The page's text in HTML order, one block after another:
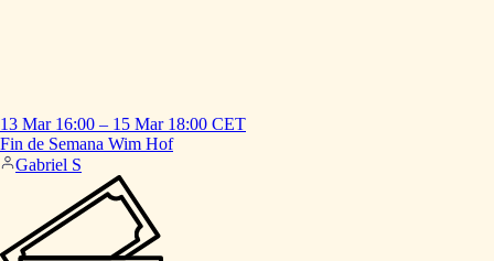
13 Mar 16:00 – 15 Mar 18:00 CET
Fin de Semana Wim Hof
Gabriel S